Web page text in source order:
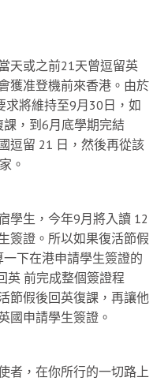
天或之前21天曾逗留英
獲准登機前來香港。由於
求將維持至9月30日，如
，到6月底學期完結
逗留 21 日，然後再從該
。
學生，今年9月將入讀 12
簽證。所以如果復活節假
下在港申請學生簽證的
英 前完成整個簽證程
節假後回英復課，再讓他
國申請學生簽證。
者，在你所行的一切路上